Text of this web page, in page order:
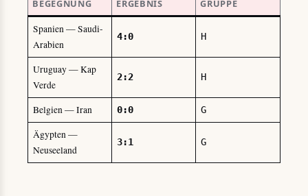
BEGEGNUNG ERGEBNIS GRUPPE
Spanien — Saudi-
Arabien
4:0 H
Uruguay — Kap
Verde
2:2 H
Belgien — Iran 0:0 G
Ägypten —
Neuseeland
3:1 G